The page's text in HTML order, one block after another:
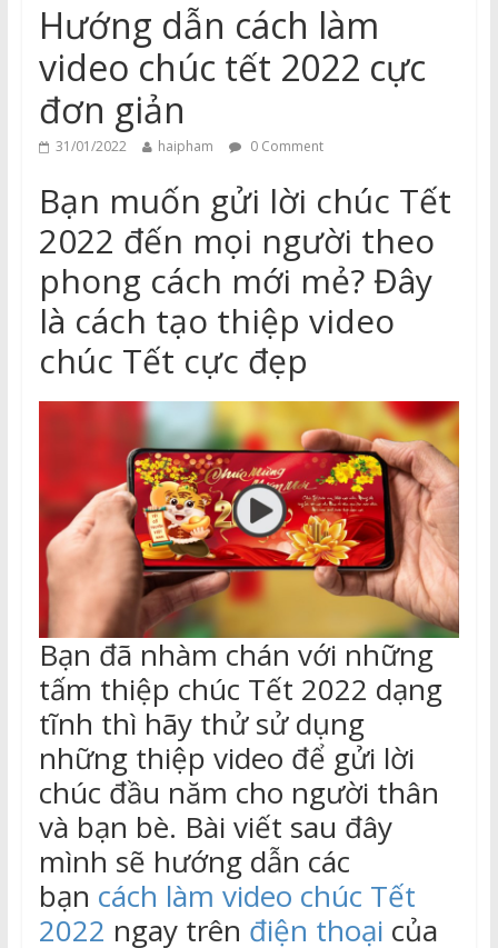
Hướng dẫn cách làm
video chúc tết 2022 cực
đơn giản
31/01/2022 haipham 0 Comment
Bạn muốn gửi lời chúc Tết
2022 đến mọi người theo
phong cách mới mẻ? Đây
là cách tạo thiệp video
chúc Tết cực đẹp
Bạn đã nhàm chán với những
tấm thiệp chúc Tết 2022 dạng
tĩnh thì hãy thử sử dụng
những thiệp video để gửi lời
chúc đầu năm cho người thân
và bạn bè. Bài viết sau đây
mình sẽ hướng dẫn các
bạn cách làm video chúc Tết
2022 ngay trên điện thoại của